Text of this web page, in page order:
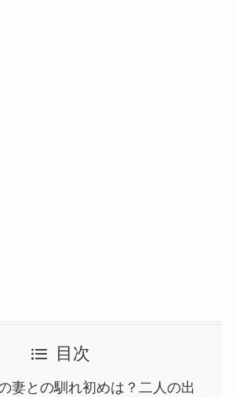
目次
妻との馴れ初めは？二人の出